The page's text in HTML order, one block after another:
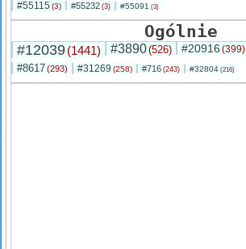
#55115 (3) #55232 (3) #55091 (3)
Ogólnie
#12039(1441) #3890(526) #20916 (399)
#8617(293) #31269 (258) #716 (243) #32804 (216)